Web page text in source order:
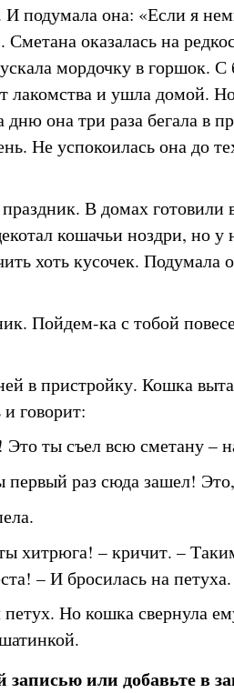
подумала она: «Если я
Сметана оказалась на
мордочку в горшок.
лакомства и ушла домой.
дню она три раза бегала в
Не успокоилась она до
В домах готовили
кошачьи ноздри, но у
хоть кусочек. Подумала
Пойдем-ка с тобой
в пристройку. Кошка
и говорит:
ты съел всю сметану –
первый раз сюда зашел!
хитрюга! – кричит. –
– И бросилась на петуха.
петух. Но кошка свернула
записью или добавьте в